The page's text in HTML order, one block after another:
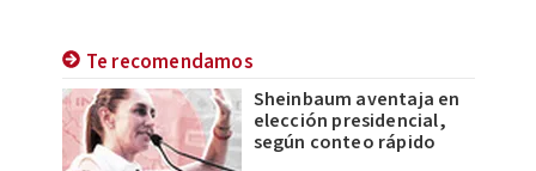
Te recomendamos
Sheinbaum aventaja en
elección presidencial,
según conteo rápido